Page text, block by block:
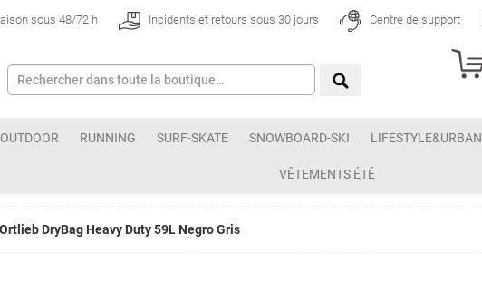
sous 48/72 h Incidents et retours sous 30 jours Centre de support
OUTDOOR RUNNING SURF-SKATE SNOWBOARD-SKI LIFESTYLE&URBAN
VÊTEMENTS ÉTÉ
DryBag Heavy Duty 59L Negro Gris